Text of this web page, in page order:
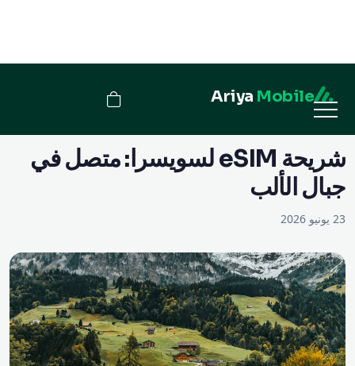
→ المدونة
شريحة eSIM لسويسرا: متصل في
جبال الألب
23 يونيو 2026